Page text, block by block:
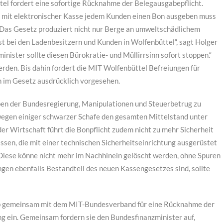
fordert eine sofortige Rücknahme der Belegausgabepflicht.
elektronischer Kasse jedem Kunden einen Bon ausgeben muss
Gesetz produziert nicht nur Berge an umweltschädlichem
den Ladenbesitzern und Kunden in Wolfenbüttel“, sagt Holger
sollte diesen Bürokratie- und Müllirrsinn sofort stoppen.“
Bis dahin fordert die MIT Wolfenbüttel Befreiungen für
Gesetz ausdrücklich vorgesehen.
der Bundesregierung, Manipulationen und Steuerbetrug zu
einiger schwarzer Schafe den gesamten Mittelstand unter
Wirtschaft führt die Bonpflicht zudem nicht zu mehr Sicherheit
die mit einer technischen Sicherheitseinrichtung ausgerüstet
könne nicht mehr im Nachhinein gelöscht werden, ohne Spuren
ebenfalls Bestandteil des neuen Kassengesetzes sind, sollte
mit dem MIT-Bundesverband für eine Rücknahme der
Gemeinsam fordern sie den Bundesfinanzminister auf,